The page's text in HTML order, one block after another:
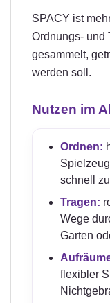
SPACY ist
Ordnungs- und
gesammelt,
werden soll.
Nutzen im
Ordnen:
schnell
Tragen:
Wege
Garten
flexibler